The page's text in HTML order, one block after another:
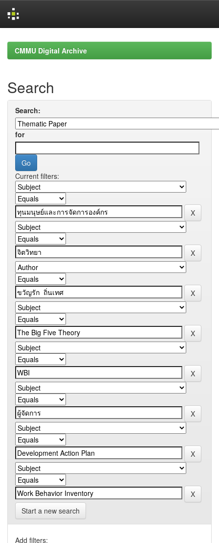
navigationCMMU Digital Archive
Search
Search:
for
Current filters:
Start a new search
Add filters: